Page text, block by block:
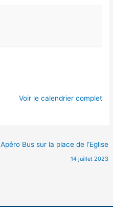
Voir le calendrier complet
Apéro Bus sur la place de l’Eglise
14 juillet 2023